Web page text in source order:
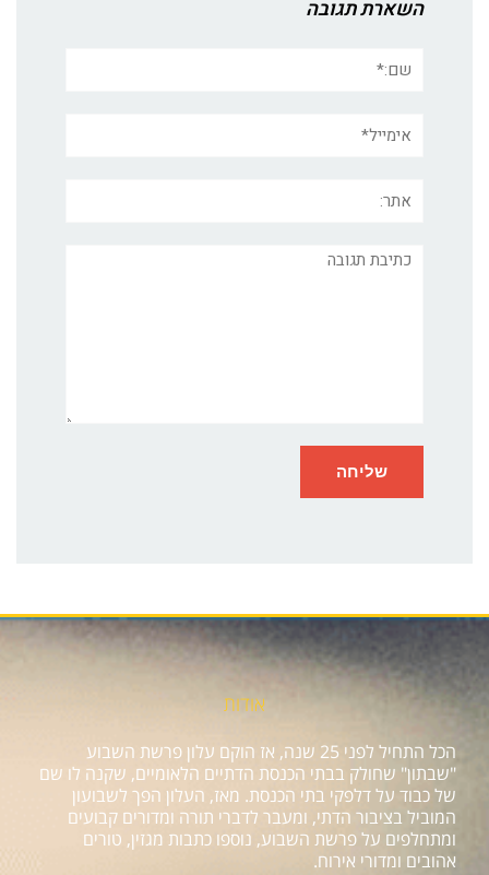
השארת תגובה
תגובה
אודות
הכל התחיל לפני 25 שנה, אז הוקם עלון פרשת השבוע
"שבתון" שחולק בבתי הכנסת הדתיים הלאומיים, שקנה לו שם
של כבוד על דלפקי בתי הכנסת. מאז, העלון הפך לשבועון
המוביל בציבור הדתי, ומעבר לדברי תורה ומדורים קבועים
ומתחלפים על פרשת השבוע, נוספו כתבות מגזין, טורים
אהובים ומדורי אירוח.